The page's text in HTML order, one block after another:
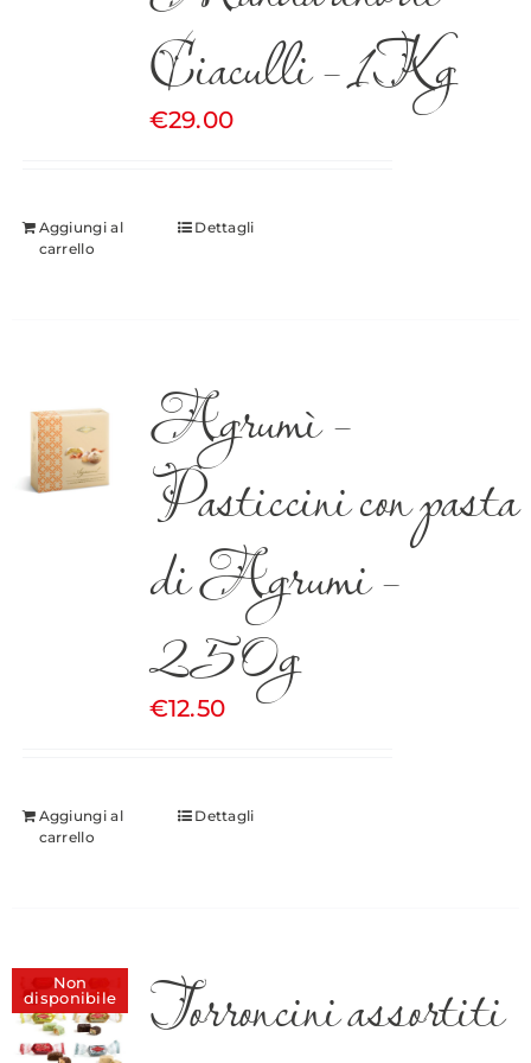
Ciaculli – 1Kg
€29.00
Aggiungi al
carrello
Dettagli
Agrumì –
Pasticcini con pasta
di Agrumi –
250g
€12.50
Aggiungi al
carrello
Dettagli
Non
disponibile
Torroncini assortiti